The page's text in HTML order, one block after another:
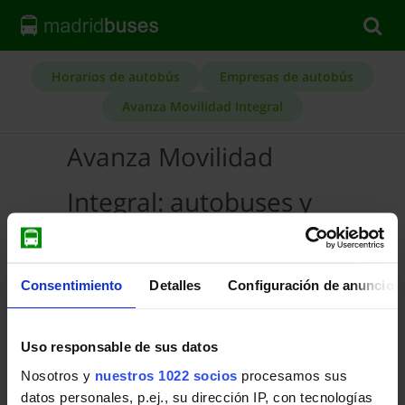
Consentimiento Detalles Configuración de anuncios
Uso responsable de sus datos
Nosotros y nuestros 1022 socios procesamos sus
datos personales, p.ej., su dirección IP, con tecnologías
Horarios de autobús
Empresas de autobús
Avanza Movilidad Integral
Avanza Movilidad
Integral: autobuses y
Líneas de autobús e información de
Autobuses Interurbanos
Líneas y horarios de Autobuses